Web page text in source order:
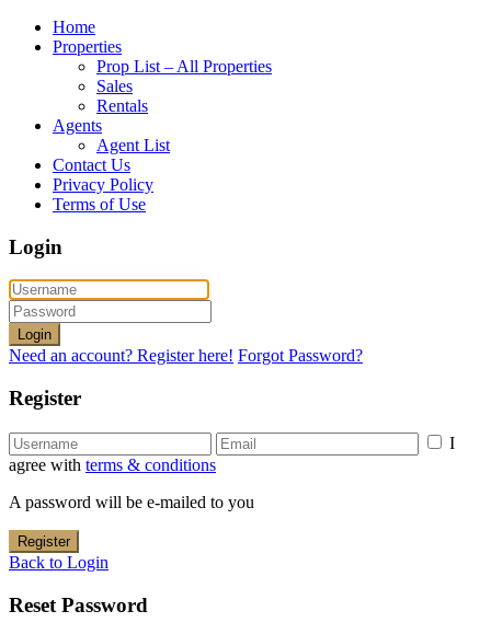
Home
Properties
Prop List – All Properties
Sales
Rentals
Agents
Agent List
Contact Us
Privacy Policy
Terms of Use
Login
Login
Need an account? Register here! Forgot Password?
Register
I
agree with terms & conditions
A password will be e-mailed to you
Register
Back to Login
Reset Password